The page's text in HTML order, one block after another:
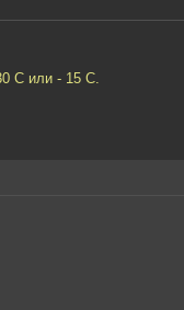
С или - 15 С.